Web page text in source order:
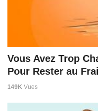
Vous Avez Trop
Pour Rester au
149K Vues